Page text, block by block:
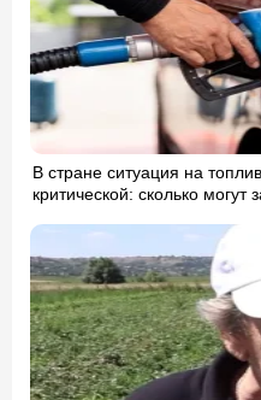
В стране ситуация на
критической: сколько могут